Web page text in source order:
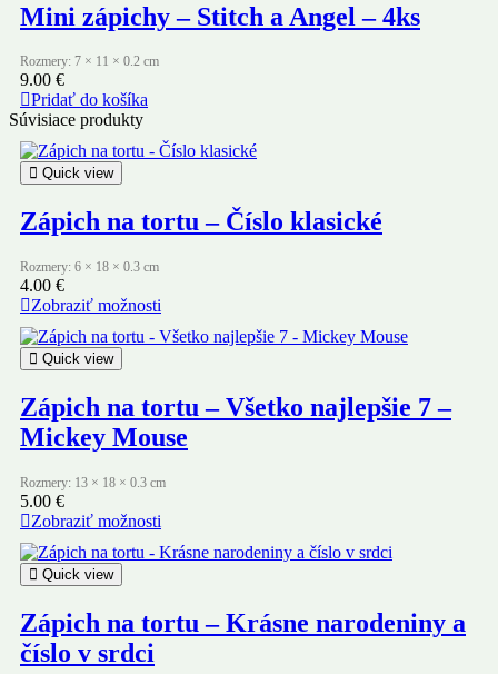
Mini zápichy – Stitch a Angel – 4ks
Rozmery: 7 × 11 × 0.2 cm
9.00 €
Pridať do košíka
Súvisiace produkty
Quick view
Zápich na tortu – Číslo klasické
Rozmery: 6 × 18 × 0.3 cm
4.00 €
Zobraziť možnosti
Quick view
Zápich na tortu – Všetko najlepšie 7 –
Mickey Mouse
Rozmery: 13 × 18 × 0.3 cm
5.00 €
Zobraziť možnosti
Quick view
Zápich na tortu – Krásne narodeniny a
číslo v srdci